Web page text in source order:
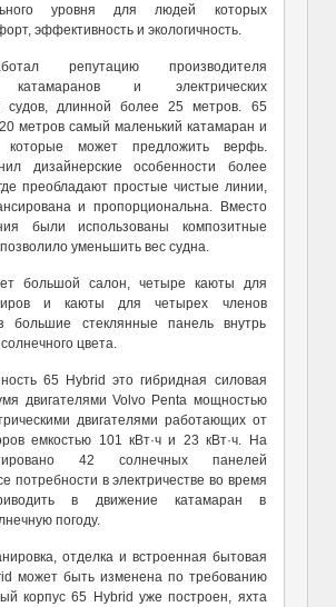
уровня для людей которых
эффективность и экологичность.
репутацию производителя
катамаранов и электрических
судов, длинной более 25 метров. 65
20 метров самый маленький катамаран и
которые может предложить верфь.
дизайнерские особенности более
преобладают простые чистые линии,
аи пропорциональна. Вместо
были использованы композитные
уменьшить вес судна.
большой салон, четыре каюты для
и каюты для четырех членов
большие стеклянные панель внутрь
цвета.
65 Hybrid это гибридная силовая
двигателями Volvo Penta мощностью
двигателями работающих от
емкостью 101 кВт·ч и 23 кВт·ч. На
42 солнечных панелей
потребности в электричестве во время
в движение катамаран в
погоду.
отделка и встроенная бытовая
может быть изменена по требованию
корпус 65 Hybrid уже построен, яхта